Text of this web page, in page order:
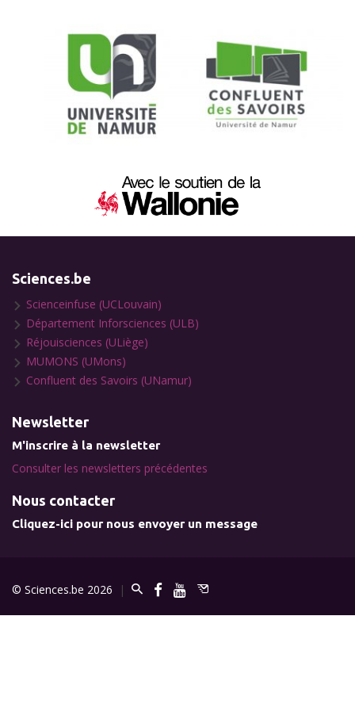
Sciences.be
Scienceinfuse (UCLouvain)
Département Inforsciences (ULB)
Réjouisciences (ULiège)
MUMONS (UMons)
Confluent des Savoirs (UNamur)
Newsletter
M'inscrire à la newsletter
Consulter les newsletters précédentes
Nous contacter
Cliquez-ici pour nous envoyer un message
© Sciences.be 2026 |